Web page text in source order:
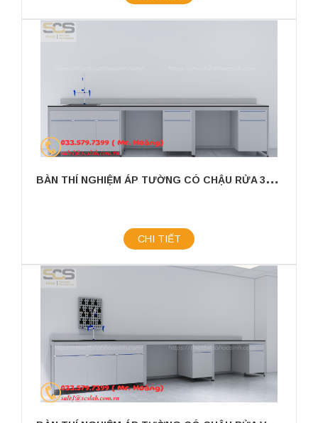
B
ÀN THÍ NGHIỆM ÁP TƯỜNG CÓ CHẬU RỬA 3600X750X800MM
CHI TIẾT